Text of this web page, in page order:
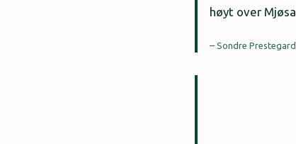
høyt over Mjøsa.
– Sondre Prestegard